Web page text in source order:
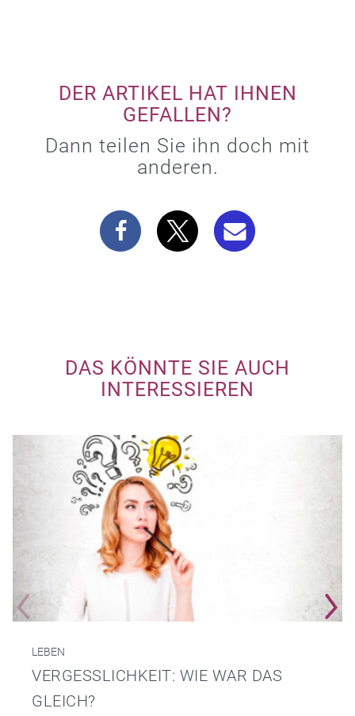
DER ARTIKEL HAT IHNEN
GEFALLEN?
Dann teilen Sie ihn doch mit
anderen.
DAS KÖNNTE SIE AUCH
INTERESSIEREN
LEBEN
VERGESSLICHKEIT: WIE WAR DAS
GLEICH?